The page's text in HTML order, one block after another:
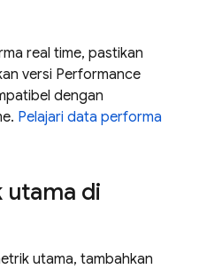
real time, pastikan
versi Performance
dengan
Pelajari data performa
utama di
utama, tambahkan